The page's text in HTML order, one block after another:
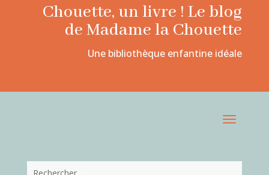
Chouette, un livre ! Le blog
de Madame la Chouette
Une bibliothèque enfantine idéale